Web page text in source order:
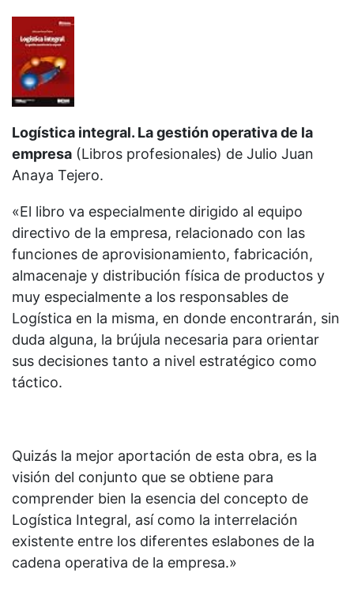
Logística integral. La gestión operativa de la
empresa (Libros profesionales) de Julio Juan
Anaya Tejero.
«El libro va especialmente dirigido al equipo
directivo de la empresa, relacionado con las
funciones de aprovisionamiento, fabricación,
almacenaje y distribución física de productos y
muy especialmente a los responsables de
Logística en la misma, en donde encontrarán, sin
duda alguna, la brújula necesaria para orientar
sus decisiones tanto a nivel estratégico como
táctico.
Quizás la mejor aportación de esta obra, es la
visión del conjunto que se obtiene para
comprender bien la esencia del concepto de
Logística Integral, así como la interrelación
existente entre los diferentes eslabones de la
cadena operativa de la empresa.»